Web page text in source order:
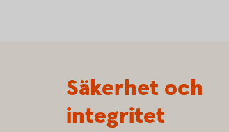
Säkerhet och
integritet